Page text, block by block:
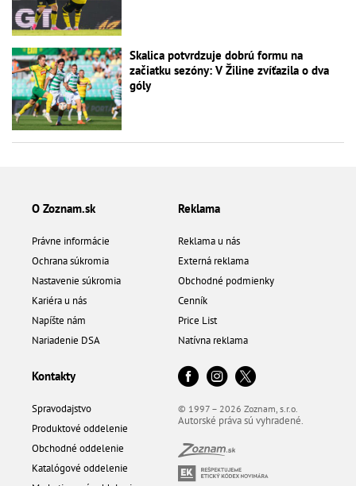
Skalica potvrdzuje dobrú formu na
začiatku sezóny: V Žiline zvíťazila o dva
góly
O Zoznam.sk
Právne informácie
Ochrana súkromia
Nastavenie súkromia
Kariéra u nás
Napíšte nám
Nariadenie DSA
Reklama
Reklama u nás
Externá reklama
Obchodné podmienky
Cenník
Price List
Natívna reklama
Kontakty
Spravodajstvo
Produktové oddelenie
Obchodné oddelenie
Katalógové oddelenie
© 1997 – 2026 Zoznam, s.r.o.
Autorské práva sú vyhradené.